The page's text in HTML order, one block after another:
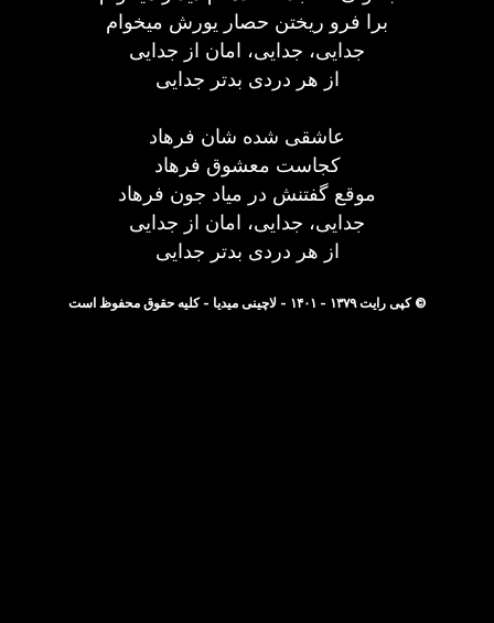
برا فرو ریختن حصار یورش میخوام
جدایی، جدایی، امان از جدایی
از هر دردی بدتر جدایی
عاشقی شده شان فرهاد
کجاست معشوق فرهاد
موقع گفتنش در میاد جون فرهاد
جدایی، جدایی، امان از جدایی
از هر دردی بدتر جدایی
© کپی رایت ۱۳۷۹ - ۱۴۰۱ - لاچینی میدیا - کلیه حقوق محفوظ است